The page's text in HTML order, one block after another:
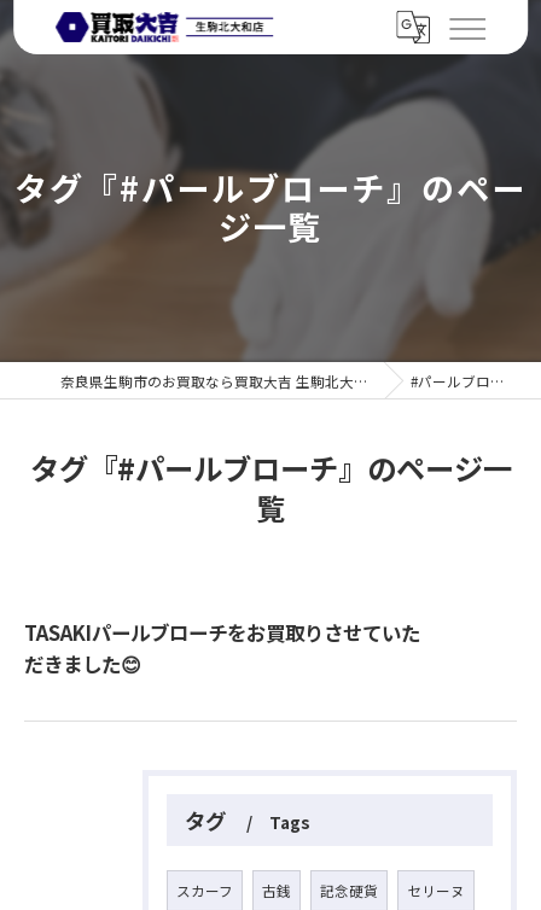
タグ『#パールブローチ』のペー
ジ一覧
奈良県生駒市のお買取なら買取大吉 生駒北大和店 #パールブローチ
タグ『#パールブローチ』のページ一
覧
TASAKIパールブローチをお買取りさせていた
だきました😊
タグ Tags
スカーフ 古銭 記念硬貨 セリーヌ